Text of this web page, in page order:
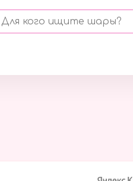
Для кого ищите шары?